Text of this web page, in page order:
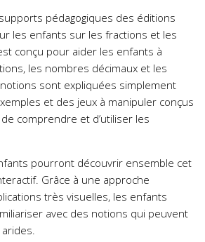
supports pédagogiques des éditions
les enfants sur les fractions et les
conçu pour aider les enfants à
les nombres décimaux et les
sont expliquées simplement
et des jeux à manipuler conçus
comprendre et d’utiliser les
pourront découvrir ensemble cet
Grâce à une approche
très visuelles, les enfants
avec des notions qui peuvent